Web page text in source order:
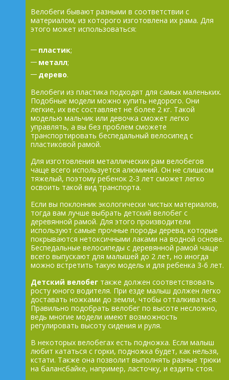
Велобеги бывают разными в соответствии с
материалом, из которого изготовлена их рама. Для
этого может использоваться:
пластик;
металл;
дерево.
Велобеги из пластика подходят для самых маленьких.
Подобные модели можно купить недорого. Они
легкие, их вес составляет не более 2 кг. Такой
моделью мальчик или девочка сможет легко
управлять, а вы без проблем сможете
транспортировать беспедальный велосипед с
пластиковой рамой.
Для изготовления металлических рам велобегов
чаще всего используется алюминий. Он не слишком
тяжелый, поэтому ребенок 2-3 лет сможет легко
освоить такой вид транспорта.
Если вы поклонник экологически чистых материалов,
тогда вам лучше выбрать детский велобег с
деревянной рамой. Для этого производители
используют самые прочные породы дерева, которые
покрываются нетоксичными лаками на водной основе.
Беспедальные велосипеды с деревянной рамой чаще
всего выпускают для малышей до 2 лет, но иногда
можно встретить такую модель и для ребенка 3-6 лет.
Детский велобег также должен соответствовать
росту юного водителя. При езде малыш должен легко
доставать ножками до земли, чтобы отталкиваться.
Правильно подобрать велобег по высоте несложно,
ведь многие модели имеют возможность
регулировать высоту сидения и руля.
В некоторых велобегах есть подножка. Если малыш
любит кататься с горки, подножка будет, как нельзя,
кстати. Также она позволит выполнять разные трюки
на балансбайке, например, ласточку, и ездить стоя.